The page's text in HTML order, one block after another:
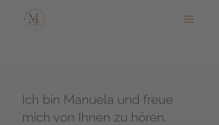
Ich bin Manuela und freue
mich von Ihnen zu hören.